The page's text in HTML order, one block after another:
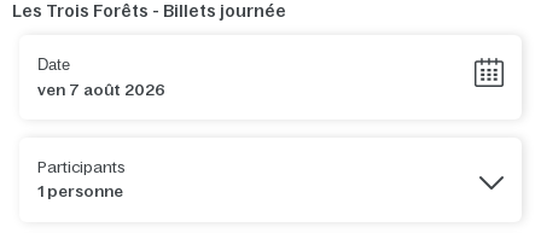
Les Trois Forêts - Billets journée
Date
Participants
1 personne